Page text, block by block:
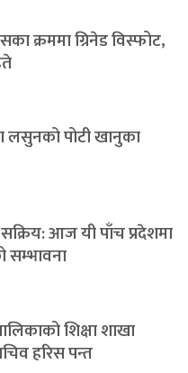
क्रममा ग्रिनेड विस्फोट,
लसुनको पोटी खानुका
आज यी पाँच प्रदेशमा
सम्भावना
शिक्षा शाखा
हरिस पन्त